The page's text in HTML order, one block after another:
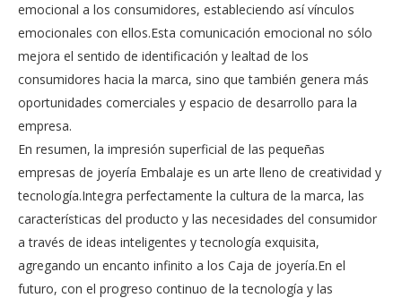
emocional a los consumidores, estableciendo así vínculos
emocionales con ellos.Esta comunicación emocional no sólo
mejora el sentido de identificación y lealtad de los
consumidores hacia la marca, sino que también genera más
oportunidades comerciales y espacio de desarrollo para la
empresa.
En resumen, la impresión superficial de las pequeñas
empresas de joyería Embalaje es un arte lleno de creatividad y
tecnología.Integra perfectamente la cultura de la marca, las
características del producto y las necesidades del consumidor
a través de ideas inteligentes y tecnología exquisita,
agregando un encanto infinito a los Caja de joyería.En el
futuro, con el progreso continuo de la tecnología y las